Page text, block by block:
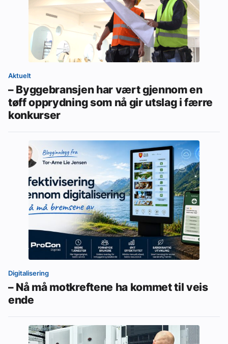
Aktuelt
– Byggebransjen har vært gjennom en
tøff opprydning som nå gir utslag i færre
konkurser
Digitalisering
– Nå må motkreftene ha kommet til veis
ende